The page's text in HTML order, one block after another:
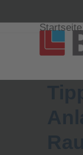
Startseite